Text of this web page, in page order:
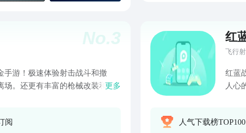
No.3
手游！极速体验射击战斗和撤
场。还更有丰富的枪械改装和自
更多
阅
红
飞行
红蓝
人心
老式
人气下载榜